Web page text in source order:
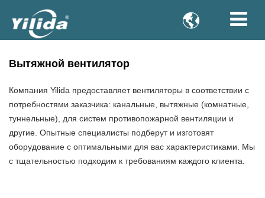

Вытяжной вентилятор
Компания Yilida предоставляет вентиляторы в соответствии с
потребностями заказчика: канальные, вытяжные (комнатные,
туннельные), для систем противопожарной вентиляции и
другие. Опытные специалисты подберут и изготовят
оборудование с оптимальными для вас характеристиками. Мы
с тщательностью подходим к требованиям каждого клиента.